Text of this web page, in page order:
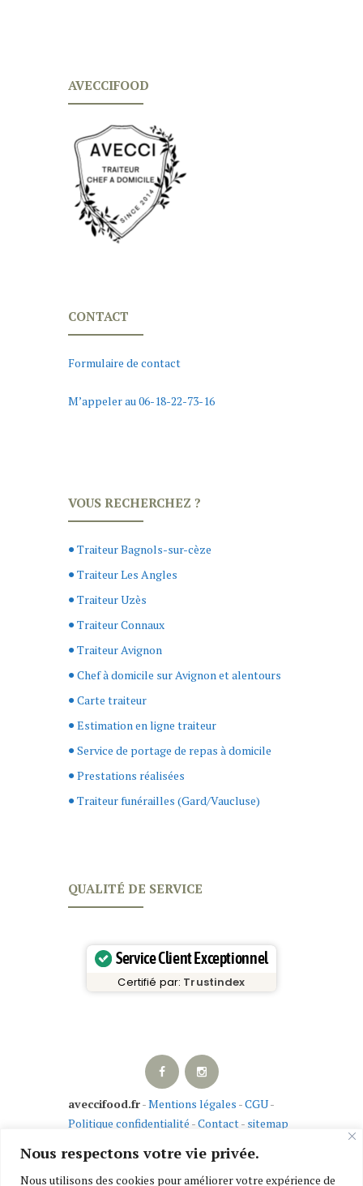
Nous respectons votre vie privée.
Nous utilisons des cookies pour améliorer votre expérience de
AVECCIFOOD
CONTACT
Formulaire de contact
M’appeler au 06-18-22-73-16
VOUS RECHERCHEZ ?
Traiteur Bagnols-sur-cèze
Traiteur Les Angles
Traiteur Uzès
Traiteur Connaux
Traiteur Avignon
Chef à domicile sur Avignon et alentours
Carte traiteur
Estimation en ligne traiteur
Service de portage de repas à domicile
Prestations réalisées
Traiteur funérailles (Gard/Vaucluse)
QUALITÉ DE SERVICE
Service Client Exceptionnel
Certifié par: Trustindex
aveccifood.fr-Mentions légales -CGU-
Politique confidentialité -Contact- sitemap
Laisser un avis sur Google-Laisser un avis
sans compte Google